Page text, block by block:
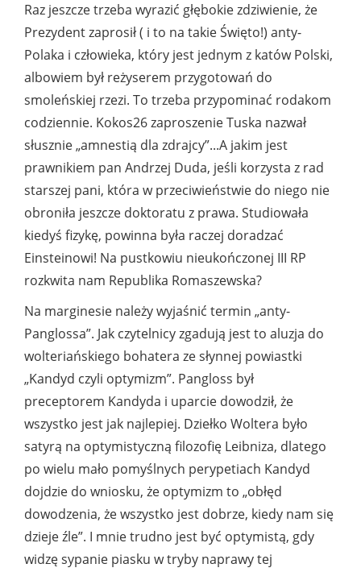
Raz jeszcze trzeba wyrazić głębokie zdziwienie, że
Prezydent zaprosił ( i to na takie Święto!) anty-
Polaka i człowieka, który jest jednym z katów Polski,
albowiem był reżyserem przygotowań do
smoleńskiej rzezi. To trzeba przypominać rodakom
codziennie. Kokos26 zaproszenie Tuska nazwał
słusznie „amnestią dla zdrajcy”...A jakim jest
prawnikiem pan Andrzej Duda, jeśli korzysta z rad
starszej pani, która w przeciwieństwie do niego nie
obroniła jeszcze doktoratu z prawa. Studiowała
kiedyś fizykę, powinna była raczej doradzać
Einsteinowi! Na pustkowiu nieukończonej III RP
rozkwita nam Republika Romaszewska?
Na marginesie należy wyjaśnić termin „anty-
Panglossa”. Jak czytelnicy zgadują jest to aluzja do
wolteriańskiego bohatera ze słynnej powiastki
„Kandyd czyli optymizm”. Pangloss był
preceptorem Kandyda i uparcie dowodził, że
wszystko jest jak najlepiej. Dziełko Woltera było
satyrą na optymistyczną filozofię Leibniza, dlatego
po wielu mało pomyślnych perypetiach Kandyd
dojdzie do wniosku, że optymizm to „obłęd
dowodzenia, że wszystko jest dobrze, kiedy nam się
dzieje źle”. I mnie trudno jest być optymistą, gdy
widzę sypanie piasku w tryby naprawy tej